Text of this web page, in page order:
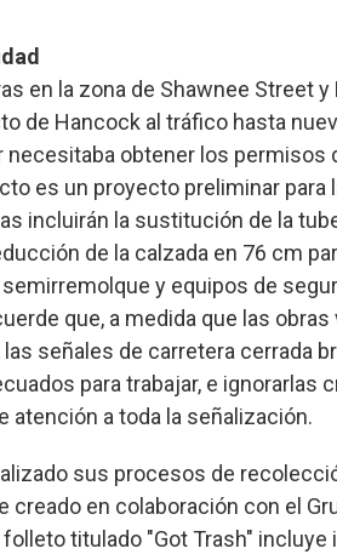
en la zona de Shawnee Street
de Hancock al tráfico hasta
obtener los permisos
es un proyecto preliminar para
incluirán la sustitución de la
de la calzada en 76 cm
y equipos de
que, a medida que las
señales de carretera cerrada
para trabajar, e ignorarlas
atención a toda la señalización.
sus procesos de
creado en colaboración con el
titulado "Got Trash"